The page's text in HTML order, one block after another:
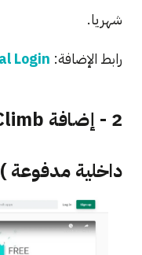
شهريا.
رابط الإضافة: Login
داخلية مدفوعة )